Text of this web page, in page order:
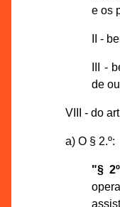
e os
II -
III -
de
VIII - do
a) O § 2.º:
"§ 2º